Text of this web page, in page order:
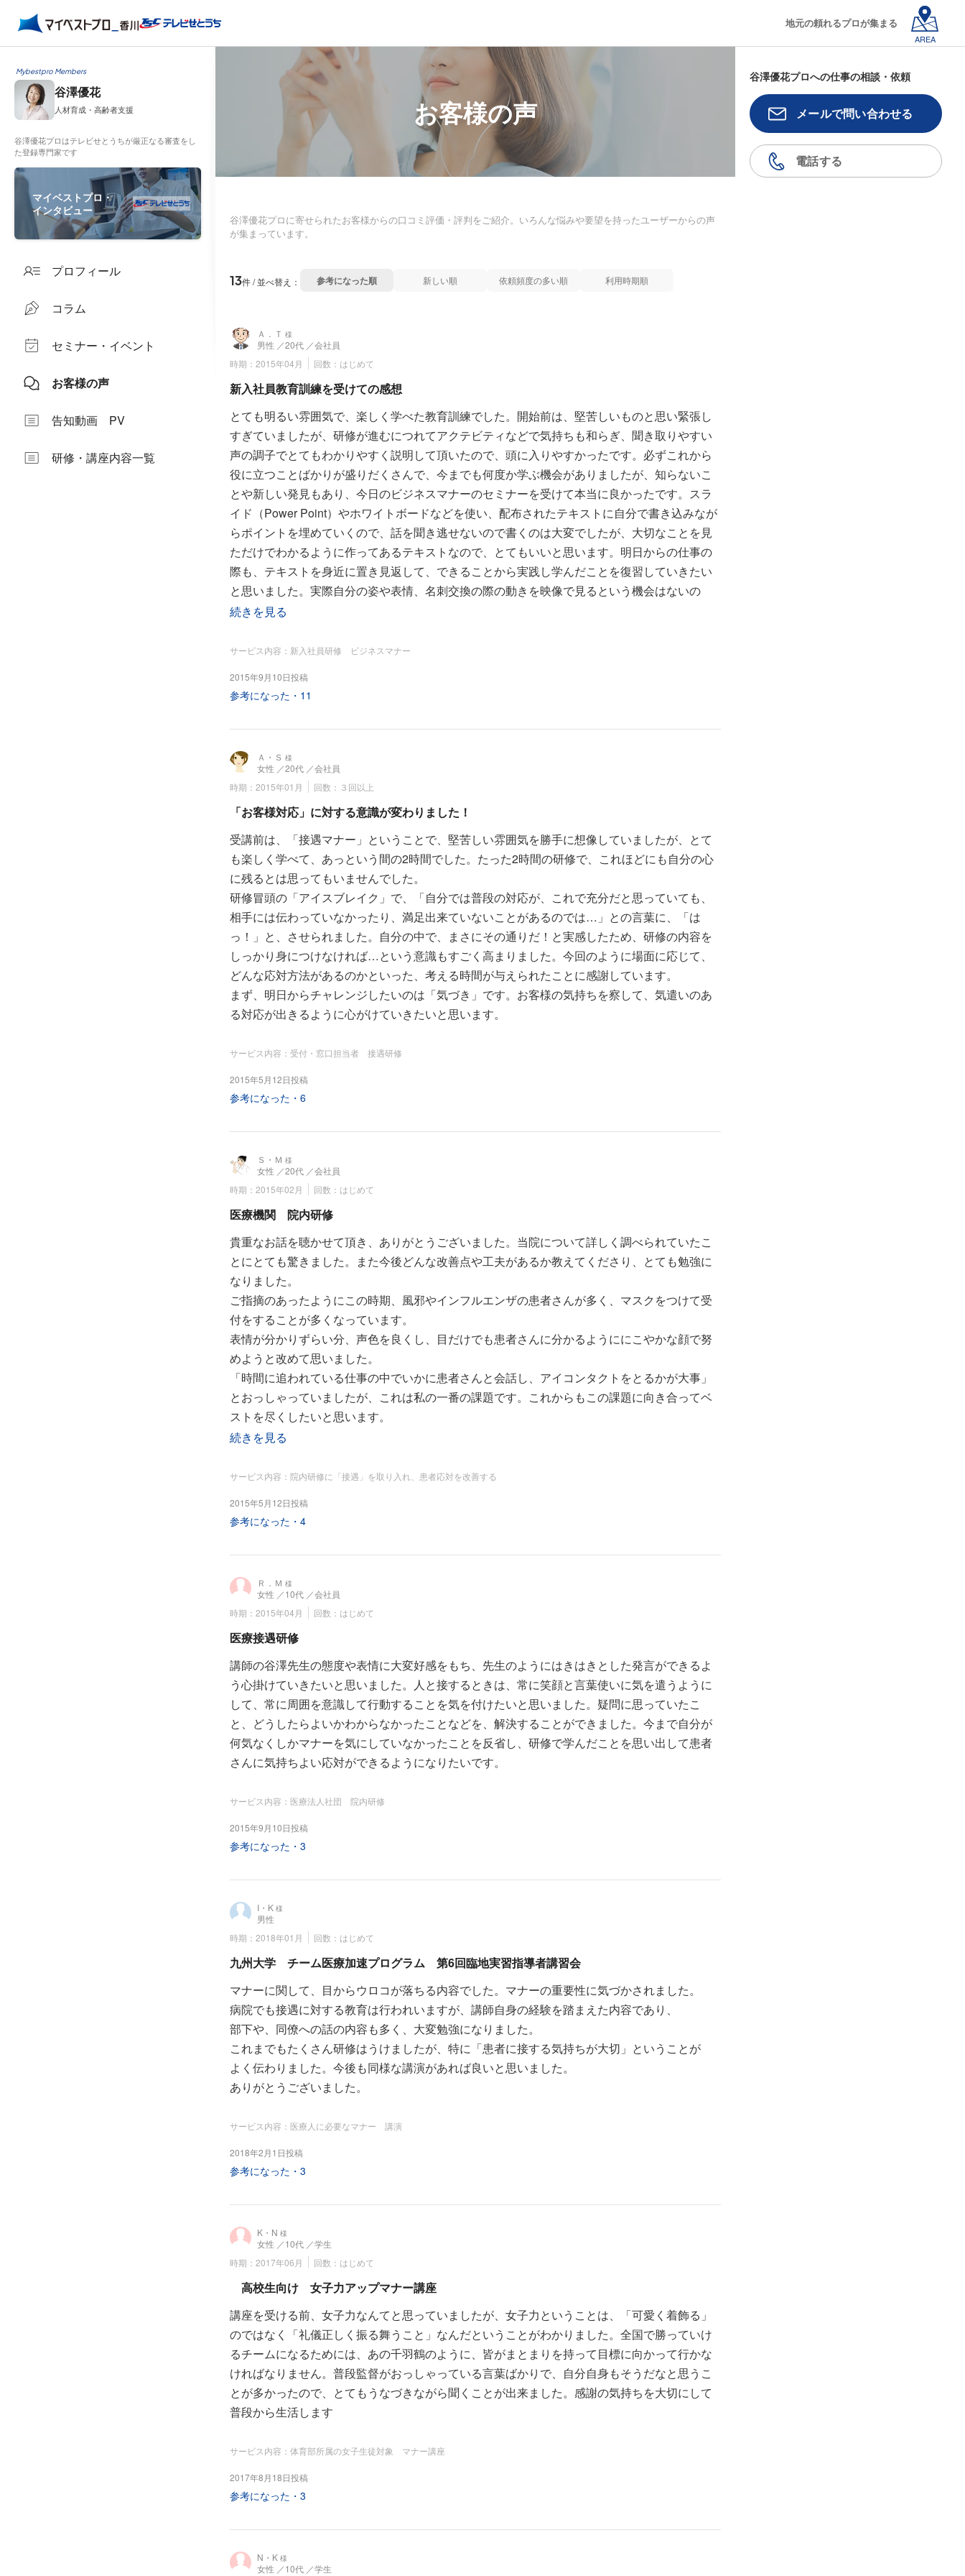
地元の頼れるプロが集まる
AREA
Mybestpro Members
谷澤優花
人材育成・高齢者支援
谷澤優花プロはテレビせとうちが厳正なる審査をし
た登録専門家です
マイベストプロ・
インタビュー
プロフィール
コラム
セミナー・イベント
お客様の声
告知動画 PV
研修・講座内容一覧
お客様の声
谷澤優花プロに寄せられたお客様からの口コミ評価・評判をご紹介。いろんな悩みや要望を持ったユーザーからの声
が集まっています。
13件 / 並べ替え： 参考になった順 新しい順 依頼頻度の多い順 利用時期順
Ａ．Ｔ 様
男性 ／20代 ／会社員
時期：2015年04月
回数：はじめて
新入社員教育訓練を受けての感想
とても明るい雰囲気で、楽しく学べた教育訓練でした。開始前は、堅苦しいものと思い緊張し
すぎていましたが、研修が進むにつれてアクテビティなどで気持ちも和らぎ、聞き取りやすい
声の調子でとてもわかりやすく説明して頂いたので、頭に入りやすかったです。必ずこれから
役に立つことばかりが盛りだくさんで、今までも何度か学ぶ機会がありましたが、知らないこ
とや新しい発見もあり、今日のビジネスマナーのセミナーを受けて本当に良かったです。スラ
イド（Power Point）やホワイトボードなどを使い、配布されたテキストに自分で書き込みなが
らポイントを埋めていくので、話を聞き逃せないので書くのは大変でしたが、大切なことを見
ただけでわかるように作ってあるテキストなので、とてもいいと思います。明日からの仕事の
際も、テキストを身近に置き見返して、できることから実践し学んだことを復習していきたい
と思いました。実際自分の姿や表情、名刺交換の際の動きを映像で見るという機会はないの
で、客観的に自分を知ることができてよかったです。今回の研修も会社が自分たちのためにお
いうことを教えてもらい、自分の「心」を伝えることの大切さを学びました。特に印象に残っ
言葉を心に刻んで、これから仕事を頑張っていきたいです。このたびは、ありがとうございま
した。
続きを見る
サービス内容：新入社員研修 ビジネスマナー
2015年9月10日投稿
参考になった・ 11
Ａ・Ｓ 様
女性 ／20代 ／会社員
時期：2015年01月
回数：３回以上
「お客様対応」に対する意識が変わりました！
受講前は、「接遇マナー」ということで、堅苦しい雰囲気を勝手に想像していましたが、とて
も楽しく学べて、あっという間の2時間でした。たった2時間の研修で、これほどにも自分の心
に残るとは思ってもいませんでした。
研修冒頭の「アイスブレイク」で、「自分では普段の対応が、これで充分だと思っていても、
相手には伝わっていなかったり、満足出来ていないことがあるのでは…」との言葉に、「は
っ！」と、させられました。自分の中で、まさにその通りだ！と実感したため、研修の内容を
しっかり身につけなければ…という意識もすごく高まりました。今回のように場面に応じて、
どんな応対方法があるのかといった、考える時間が与えられたことに感謝しています。
まず、明日からチャレンジしたいのは「気づき」です。お客様の気持ちを察して、気遣いのあ
る対応が出きるように心がけていきたいと思います。
サービス内容：受付・窓口担当者 接遇研修
2015年5月12日投稿
参考になった・ 6
Ｓ・Ｍ 様
女性 ／20代 ／会社員
時期：2015年02月
回数：はじめて
医療機関 院内研修
貴重なお話を聴かせて頂き、ありがとうございました。当院について詳しく調べられていたこ
とにとても驚きました。また今後どんな改善点や工夫があるか教えてくださり、とても勉強に
なりました。
ご指摘のあったようにこの時期、風邪やインフルエンザの患者さんが多く、マスクをつけて受
付をすることが多くなっています。
表情が分かりずらい分、声色を良くし、目だけでも患者さんに分かるようににこやかな顔で努
めようと改めて思いました。
「時間に追われている仕事の中でいかに患者さんと会話し、アイコンタクトをとるかが大事」
とおっしゃっていましたが、これは私の一番の課題です。これからもこの課題に向き合ってベ
ストを尽くしたいと思います。
今回は、本当にありがとうございました。
続きを見る
サービス内容：院内研修に「接遇」を取り入れ、患者応対を改善する
2015年5月12日投稿
参考になった・ 4
Ｒ．Ｍ 様
女性 ／10代 ／会社員
時期：2015年04月
回数：はじめて
医療接遇研修
講師の谷澤先生の態度や表情に大変好感をもち、先生のようにはきはきとした発言ができるよ
う心掛けていきたいと思いました。人と接するときは、常に笑顔と言葉使いに気を遣うように
して、常に周囲を意識して行動することを気を付けたいと思いました。疑問に思っていたこ
と、どうしたらよいかわからなかったことなどを、解決することができました。今まで自分が
何気なくしかマナーを気にしていなかったことを反省し、研修で学んだことを思い出して患者
さんに気持ちよい応対ができるようになりたいです。
サービス内容：医療法人社団 院内研修
2015年9月10日投稿
参考になった・ 3
I・K 様
男性
時期：2018年01月
回数：はじめて
九州大学 チーム医療加速プログラム 第6回臨地実習指導者講習会
マナーに関して、目からウロコが落ちる内容でした。マナーの重要性に気づかされました。
病院でも接遇に対する教育は行われいますが、講師自身の経験を踏まえた内容であり、
部下や、同僚への話の内容も多く、大変勉強になりました。
これまでもたくさん研修はうけましたが、特に「患者に接する気持ちが大切」ということが
よく伝わりました。今後も同様な講演があれば良いと思いました。
ありがとうございました。
サービス内容：医療人に必要なマナー 講演
2018年2月1日投稿
参考になった・ 3
K・N 様
女性 ／10代 ／学生
時期：2017年06月
回数：はじめて
高校生向け 女子力アップマナー講座
講座を受ける前、女子力なんてと思っていましたが、女子力ということは、「可愛く着飾る」
のではなく「礼儀正しく振る舞うこと」なんだということがわかりました。全国で勝っていけ
るチームになるためには、あの千羽鶴のように、皆がまとまりを持って目標に向かって行かな
ければなりません。普段監督がおっしゃっている言葉ばかりで、自分自身もそうだなと思うこ
とが多かったので、とてもうなづきながら聞くことが出来ました。感謝の気持ちを大切にして
普段から生活します
サービス内容：体育部所属の女子生徒対象 マナー講座
2017年8月18日投稿
参考になった・ 3
N・K 様
女性 ／10代 ／学生
谷澤優花プロへの仕事の相談・依頼
メールで問い合わせる
電話する